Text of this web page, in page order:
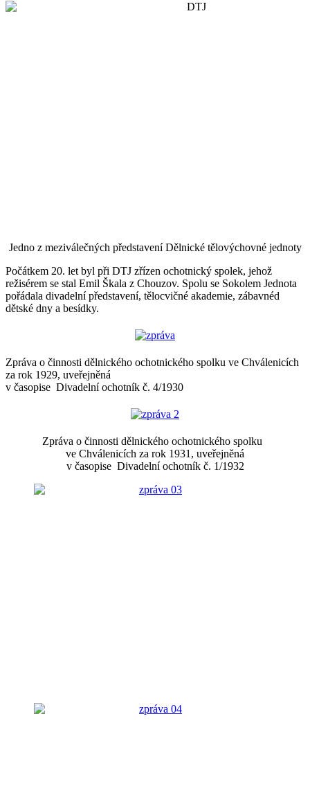
Jedno z meziválečných představení Dělnické tělovýchovné jednoty
Počátkem 20. let byl při DTJ zřízen ochotnický spolek, jehož
režisérem se stal Emil Škala z Chouzov. Spolu se Sokolem Jednota
pořádala divadelní představení, tělocvičné akademie, zábavnéd
dětské dny a besídky.
Zpráva o činnosti dělnického ochotnického spolku ve Chválenicích
za rok 1929, uveřejněná
v časopise Divadelní ochotník č. 4/1930
Zpráva o činnosti dělnického ochotnického spolku
ve Chválenicích za rok 1931, uveřejněná
v časopise Divadelní ochotník č. 1/1932